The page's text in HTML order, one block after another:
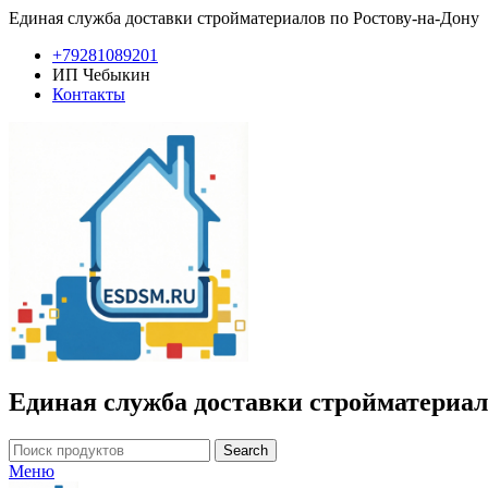
Единая служба доставки стройматериалов по Ростову-на-Дону
+79281089201
ИП Чебыкин
Контакты
Единая служба доставки
Search
Меню